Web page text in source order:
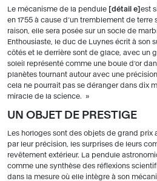
Le mécanisme de la pendule détail e est
en 1755 à cause d’un tremblement de
raison, elle sera posée sur un socle de
Enthousiaste, le duc de Luynes écrit à son
côtés et le derrière sont de glace, avec un
soleil représenté comme une boule d’or
planètes tournant autour avec une
cela ne pourrait pas se déranger dans dix
miracle de la science. »
UN OBJET DE PRESTIGE
Les horloges sont des objets de grand prix
par leur précision, les surprises de leurs
revêtement extérieur. La pendule
comme une synthèse des réflexions
dans la mesure où elle intègre à son